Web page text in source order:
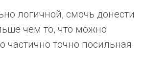
логичной, смочь донести
чем то, что можно
частично точно посильная.